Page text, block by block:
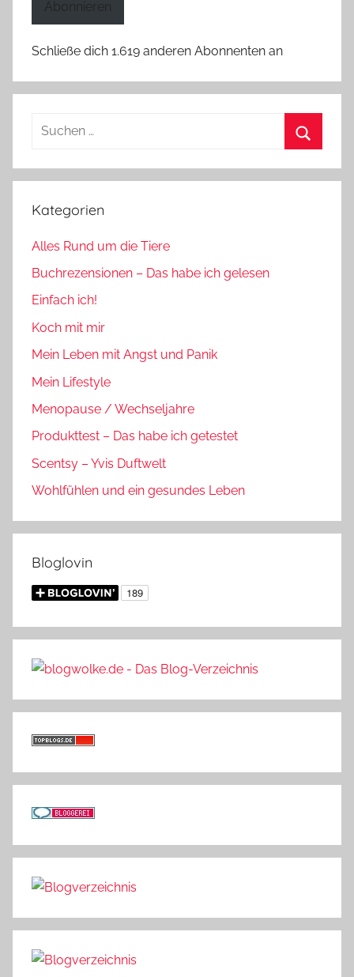
Abonnieren
Schließe dich 1.619 anderen Abonnenten an
Suchen
Kategorien
Alles Rund um die Tiere
Buchrezensionen – Das habe ich gelesen
Einfach ich!
Koch mit mir
Mein Leben mit Angst und Panik
Mein Lifestyle
Menopause / Wechseljahre
Produkttest – Das habe ich getestet
Scentsy – Yvis Duftwelt
Wohlfühlen und ein gesundes Leben
Bloglovin